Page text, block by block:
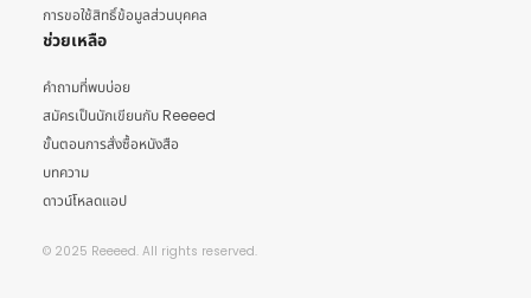
การขอใช้สิทธิ์ข้อมูลส่วนบุคคล
ช่วยเหลือ
คำถามที่พบบ่อย
สมัครเป็นนักเขียนกับ Reeeed
ขั้นตอนการสั่งซื้อหนังสือ
บทความ
ดาวน์โหลดแอป
© 2025 Reeeed. All rights reserved.